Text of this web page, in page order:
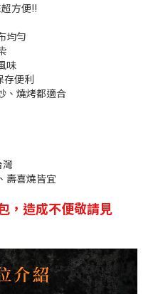
方便!!
均勻
味
存便利
、燒烤都適合
灣
壽喜燒皆宜
，造成不便敬請見